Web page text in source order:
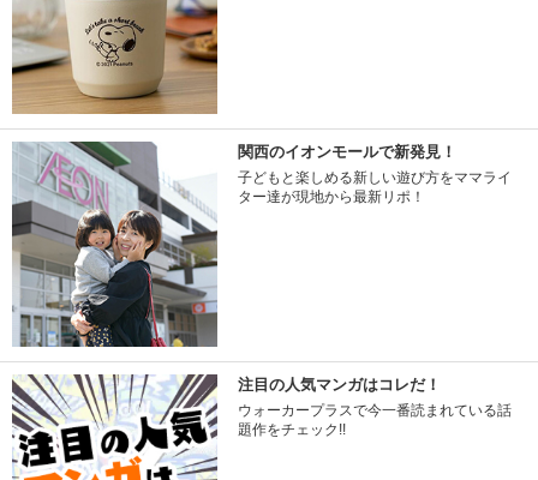
関西のイオンモールで新発見！
子どもと楽しめる新しい遊び方をママライ
ター達が現地から最新リポ！
注目の人気マンガはコレだ！
ウォーカープラスで今一番読まれている話
題作をチェック!!